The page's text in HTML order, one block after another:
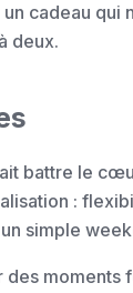
cadeau
deux.
battre le
:
simple
moments